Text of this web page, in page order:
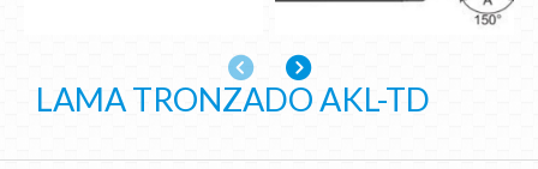
AnteriorSiguiente
LAMA TRONZADO AKL-TD